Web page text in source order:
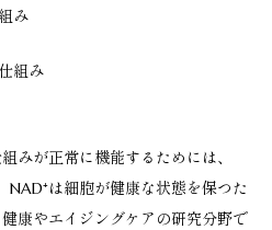
み
組み
みが正常に機能するためには、
NAD⁺は細胞が健康な状態を保つた
康やエイジングケアの研究分野で